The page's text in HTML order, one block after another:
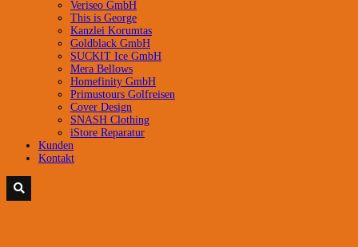
Veriseo GmbH
This is George
Kanzlei Korumtas
Goldblack GmbH
SUCKIT Ice GmbH
Mera Bellows
Homefinity GmbH
Primustours Golfreisen
Cover Design
SNASH Clothing
iStore Reparatur
Kunden
Kontakt